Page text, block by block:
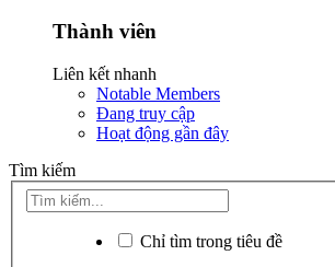
Thành viên
Liên kết nhanh
Notable Members
Đang truy cập
Hoạt động gần đây
Tìm kiếm
Chỉ tìm trong tiêu đề